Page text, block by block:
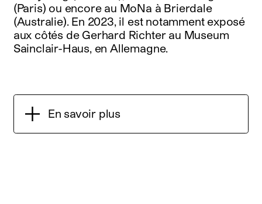
(Paris) ou encore au MoNa à Brierdale
(Australie). En 2023, il est notamment exposé
aux côtés de Gerhard Richter au Museum
Sainclair-Haus, en Allemagne.
En savoir plus